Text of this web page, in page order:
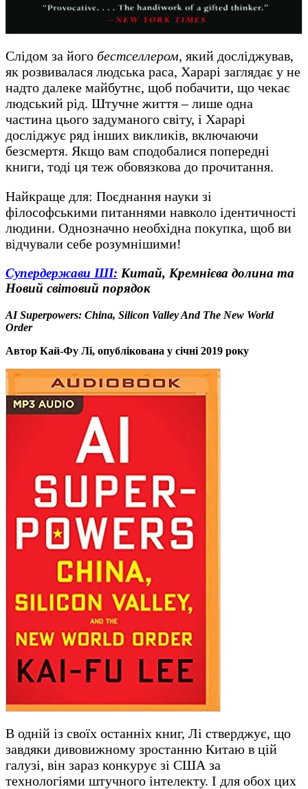
Слідом за його бестселлером, який досліджував,
як розвивалася людська раса, Харарі заглядає у не
надто далеке майбутнє, щоб побачити, що чекає
людський рід. Штучне життя – лише одна
частина цього задуманого світу, і Харарі
досліджує ряд інших викликів, включаючи
безсмертя. Якщо вам сподобалися попередні
книги, тоді ця теж обовязкова до прочитання.
Найкраще для: Поєднання науки зі
філософськими питаннями навколо ідентичності
людини. Однозначно необхідна покупка, щоб ви
відчували себе розумнішими!
Супердержави ШІ: Китай, Кремнієва долина та
Новий світовий порядок
AI Superpowers: China, Silicon Valley And The New World
Order
Автор Кай-Фу Лі, опублікована у січні 2019 року
В одній із своїх останніх книг, Лі стверджує, що
завдяки дивовижному зростанню Китаю в цій
галузі, він зараз конкурує зі США за
технологіями штучного інтелекту. І для обох цих